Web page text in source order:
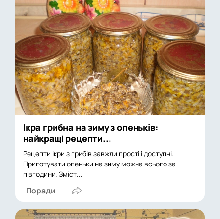
Ікра грибна на зиму з опеньків:
найкращі рецепти...
Рецепти ікри з грибів завжди прості і доступні.
Приготувати опеньки на зиму можна всього за
півгодини. Зміст...
Поради